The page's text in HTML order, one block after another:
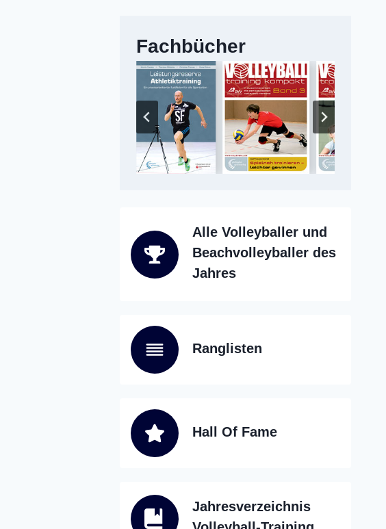
Fachbücher
Alle Volleyballer und
Beachvolleyballer des
Jahres
Ranglisten
Hall Of Fame
Jahresverzeichnis